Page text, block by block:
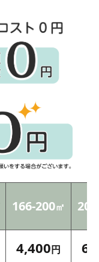
166-200㎡
4,400円